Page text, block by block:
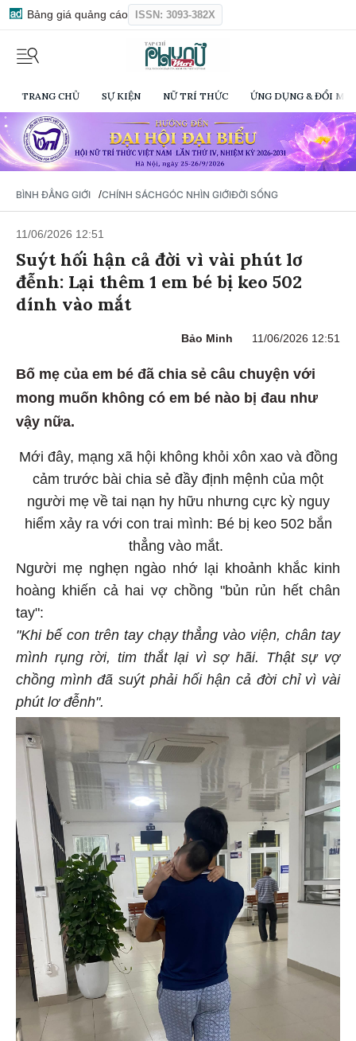
Bảng giá quảng cáo ISSN: 3093-382X
TRANG CHỦ SỰ KIỆN NỮ TRÍ THỨC ỨNG DỤNG & ĐỔI
BÌNH ĐẲNG GIỚI /CHÍNH SÁCHGÓC NHÌN GIỚIĐỜI SỐNG
11/06/2026 12:51
Suýt hối hận cả đời vì vài phút lơ
đễnh: Lại thêm 1 em bé bị keo 502
dính vào mắt
Bảo Minh 11/06/2026 12:51
Bố mẹ của em bé đã chia sẻ câu chuyện với
mong muốn không có em bé nào bị đau như
vậy nữa.
Mới đây, mạng xã hội không khỏi xôn xao và đồng
cảm trước bài chia sẻ đầy định mệnh của một
người mẹ về tai nạn hy hữu nhưng cực kỳ nguy
hiểm xảy ra với con trai mình: Bé bị keo 502 bắn
thẳng vào mắt.
Người mẹ nghẹn ngào nhớ lại khoảnh khắc kinh
hoàng khiến cả hai vợ chồng "bủn rủn hết chân
tay":
"Khi bế con trên tay chạy thẳng vào viện, chân tay
mình rụng rời, tim thắt lại vì sợ hãi. Thật sự vợ
chồng mình đã suýt phải hối hận cả đời chỉ vì vài
phút lơ đễnh".